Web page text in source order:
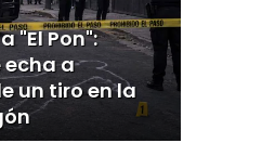
"El Pon":
echa a
un tiro en la